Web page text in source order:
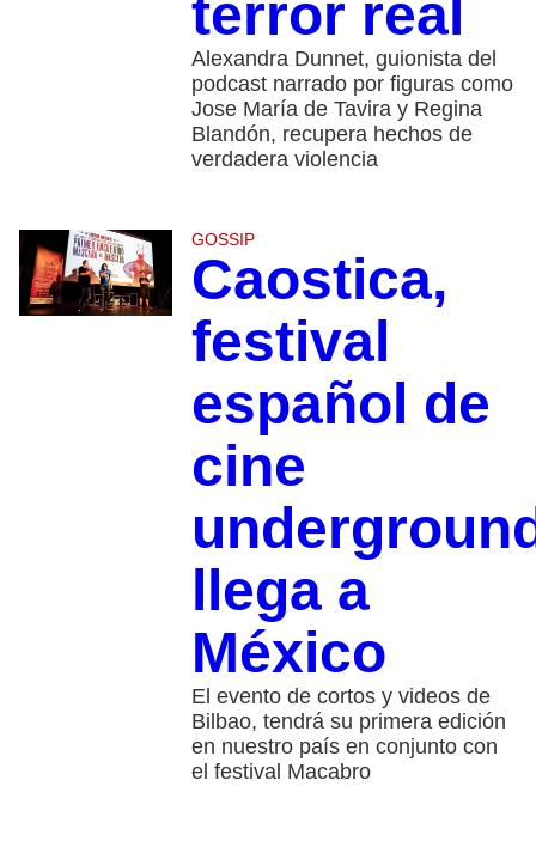
terror real
Alexandra Dunnet, guionista del
podcast narrado por figuras como
Jose María de Tavira y Regina
Blandón, recupera hechos de
verdadera violencia
GOSSIP
Caostica,
festival
español de
cine
llega a
México
El evento de cortos y videos de
Bilbao, tendrá su primera edición
en nuestro país en conjunto con
el festival Macabro